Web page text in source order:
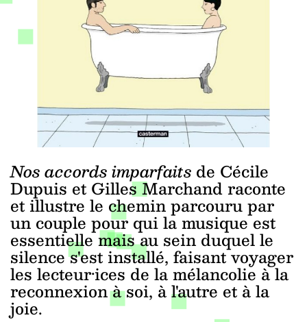
Nos accords imparfaits de Cécile
Dupuis et Gilles Marchand raconte
et illustre le chemin parcouru par
un couple pour qui la musique est
essentielle mais au sein duquel le
silence s'est installé, faisant voyager
les lecteur·ices de la mélancolie à la
reconnexion à soi, à l'autre et à la
joie.